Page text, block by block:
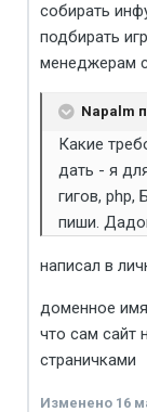
собирать
подбирать
менеджерам
Napalm
Какие
дать - я
гигов, php,
пиши.
написал в
доменное имя
что сам сайт
страничками
Изменено 16